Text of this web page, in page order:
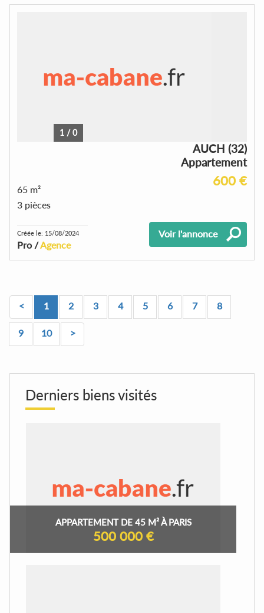
1 /0
AUCH (32)
Appartement
600 €
65 m²
3 pièces
Créée le: 15/08/2024
Pro /Agence
Voir l'annonce
< 1 2 3 4 5 6 7 8
9 10 >
Derniers biens visités
APPARTEMENT DE 45 M² À PARIS
500 000 €